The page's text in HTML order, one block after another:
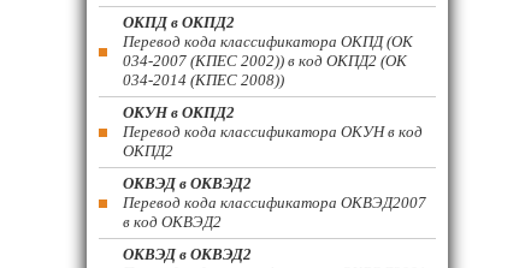
ОКПД в ОКПД2
Перевод кода классификатора ОКПД (ОК
034-2007 (КПЕС 2002)) в код ОКПД2 (ОК
034-2014 (КПЕС 2008))
ОКУН в ОКПД2
Перевод кода классификатора ОКУН в код
ОКПД2
ОКВЭД в ОКВЭД2
Перевод кода классификатора ОКВЭД2007
в код ОКВЭД2
ОКВЭД в ОКВЭД2